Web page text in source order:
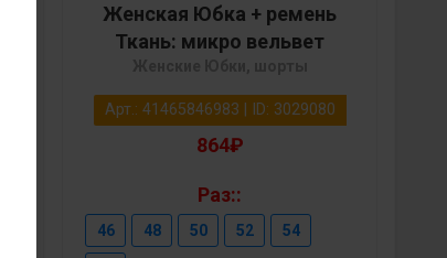
Женская Юбка + ремень
Ткань: микро вельвет
Арт.: 41465846983 | ID: 3029080
864₽
Раз::
46 48 50 52 54